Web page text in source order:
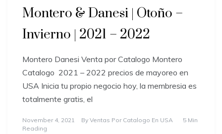
Montero & Danesi | Otoño –
Invierno | 2021 – 2022
Montero Danesi Venta por Catalogo Montero
Catalogo 2021 – 2022 precios de mayoreo en
USA Inicia tu propio negocio hoy, la membresia es
totalmente gratis, el
November 4, 2021 By Ventas Por Catalogo En USA
5 Min
Reading